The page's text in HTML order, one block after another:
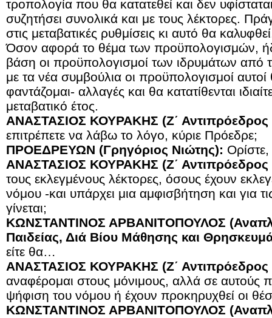
τροπολογία που θα κατατεθεί και δεν
συζητήσει συνολικά και με τους λέκτορες.
στις μεταβατικές ρυθμίσεις κι αυτό θα
Όσον αφορά το θέμα των προϋπολογισμών,
βάση οι προϋπολογισμοί των ιδρυμάτων από
με τα νέα συμβούλια οι προϋπολογισμοί αυτοί
φαντάζομαι- αλλαγές και θα κατατίθενται
μεταβατικό έτος.
ΑΝΑΣΤΑΣΙΟΣ ΚΟΥΡΑΚΗΣ (Ζ΄
επιτρέπετε να λάβω το λόγο, κύριε Πρόεδρε;
ΠΡΟΕΔΡΕΥΩΝ (Γρηγόριος Νιώτης):
ΑΝΑΣΤΑΣΙΟΣ ΚΟΥΡΑΚΗΣ (Ζ΄
τους εκλεγμένους λέκτορες, όσους έχουν
νόμου -και υπάρχει μια αμφισβήτηση και για
γίνεται;
ΚΩΝΣΤΑΝΤΙΝΟΣ ΑΡΒΑΝΙΤΟΠΟΥΛΟΣ
Παιδείας, Διά Βίου Μάθησης και
είτε θα…
ΑΝΑΣΤΑΣΙΟΣ ΚΟΥΡΑΚΗΣ (Ζ΄
αναφέρομαι στους μόνιμους, αλλά σε αυτούς
ψήφιση του νόμου ή έχουν προκηρυχθεί οι
ΚΩΝΣΤΑΝΤΙΝΟΣ ΑΡΒΑΝΙΤΟΠΟΥΛΟΣ